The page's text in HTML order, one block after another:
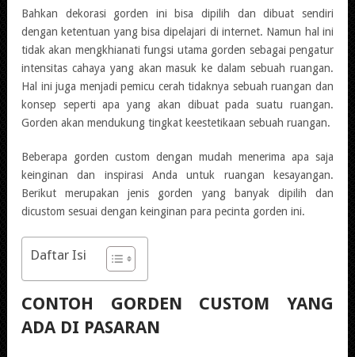
Bahkan dekorasi gorden ini bisa dipilih dan dibuat sendiri
dengan ketentuan yang bisa dipelajari di internet. Namun hal ini
tidak akan mengkhianati fungsi utama gorden sebagai pengatur
intensitas cahaya yang akan masuk ke dalam sebuah ruangan.
Hal ini juga menjadi pemicu cerah tidaknya sebuah ruangan dan
konsep seperti apa yang akan dibuat pada suatu ruangan.
Gorden akan mendukung tingkat keestetikaan sebuah ruangan.
Beberapa gorden custom dengan mudah menerima apa saja
keinginan dan inspirasi Anda untuk ruangan kesayangan.
Berikut merupakan jenis gorden yang banyak dipilih dan
dicustom sesuai dengan keinginan para pecinta gorden ini.
Daftar Isi
CONTOH GORDEN CUSTOM YANG
ADA DI PASARAN